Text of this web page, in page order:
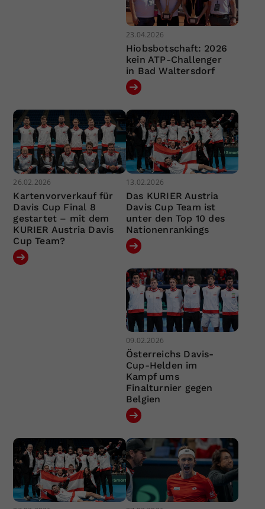
23.04.2026
Hiobsbotschaft: 2026
kein ATP-Challenger
in Bad Waltersdorf
26.02.2026
Kartenvorverkauf für
Davis Cup Final 8
gestartet – mit dem
KURIER Austria Davis
Cup Team?
13.02.2026
Das KURIER Austria
Davis Cup Team ist
unter den Top 10 des
Nationenrankings
09.02.2026
Österreichs Davis-
Cup-Helden im
Kampf ums
Finalturnier gegen
Belgien